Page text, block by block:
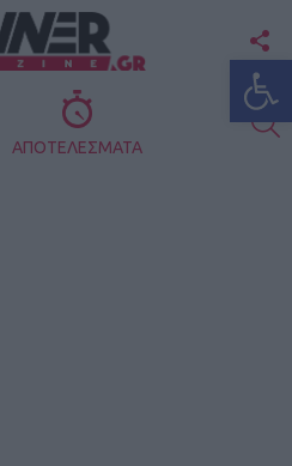
ΑΠΟΤΕΛΕΣΜΑΤΑ